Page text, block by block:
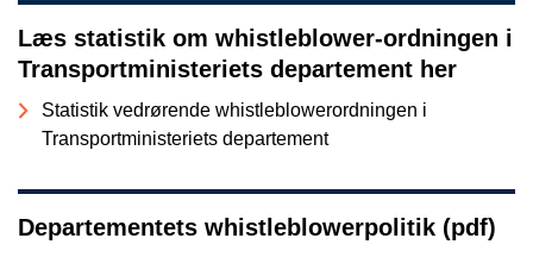
Læs statistik om whistleblower-ordningen i
Transportministeriets departement her
Statistik vedrørende whistleblowerordningen i
Transportministeriets departement
Departementets whistleblowerpolitik (pdf)